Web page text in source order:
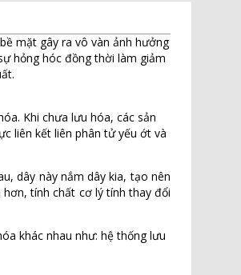
mặt gây ra vô vàn ảnh hưởng
hỏng hóc đồng thời làm giảm
Khi chưa lưu hóa, các sản
liên kết liên phân tử yếu ớt và
dây này nắm dây kia, tạo nên
tính chất cơ lý tính thay đổi
khác nhau như: hệ thống lưu